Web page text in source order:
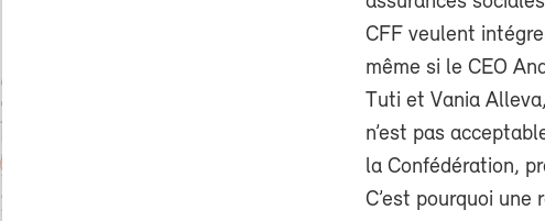
CFF veulent
même si le CEO
Tuti et Vania
n’est pas
la Confédération,
C’est pourquoi